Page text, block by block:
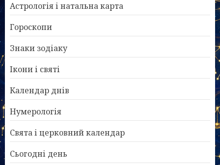
Астрологія і натальна карта
Гороскопи
Знаки зодіаку
Ікони і святі
Календар днів
Нумерологія
Свята і церковний календар
Сьогодні день